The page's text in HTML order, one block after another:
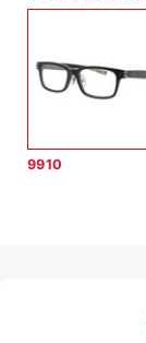
9910